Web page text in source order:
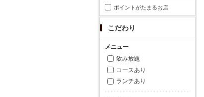
ポイントがたまるお店
こだわり
メニュー
飲み放題
コースあり
ランチあり